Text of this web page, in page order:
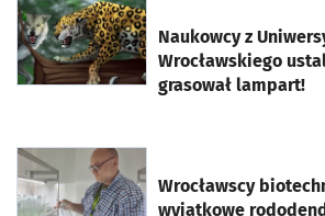
Naukowcy z
Wrocławskiego
grasował lampart!
otworzy się w nowej karcie
Wrocławscy
wyjątkowe
otworzy się w nowej karcie